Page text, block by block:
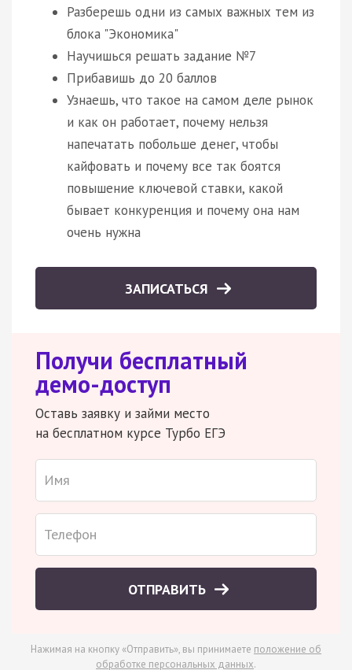
Разберешь одни из самых важных тем из
блока "Экономика"
Научишься решать задание №7
Прибавишь до 20 баллов
Узнаешь, что такое на самом деле рынок
и как он работает, почему нельзя
напечатать побольше денег, чтобы
кайфовать и почему все так боятся
повышение ключевой ставки, какой
бывает конкуренция и почему она нам
очень нужна
ЗАПИСАТЬСЯ
Получи бесплатный
демо-доступ
Оставь заявку и займи место
на бесплатном курсе Турбо ЕГЭ
ОТПРАВИТЬ
Нажимая на кнопку «Отправить», вы принимаете положение об
обработке персональных данных.